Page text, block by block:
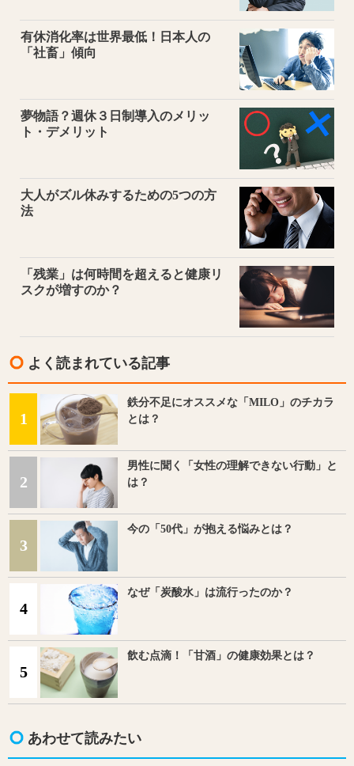
有休消化率は世界最低！日本人の
「社畜」傾向
夢物語？週休３日制導入のメリッ
ト・デメリット
大人がズル休みするための5つの方
法
「残業」は何時間を超えると健康リ
スクが増すのか？
よく読まれている記事
1
鉄分不足にオススメな「MILO」のチカラ
とは？
2
男性に聞く「女性の理解できない行動」と
は？
3
今の「50代」が抱える悩みとは？
4
なぜ「炭酸水」は流行ったのか？
5
飲む点滴！「甘酒」の健康効果とは？
あわせて読みたい